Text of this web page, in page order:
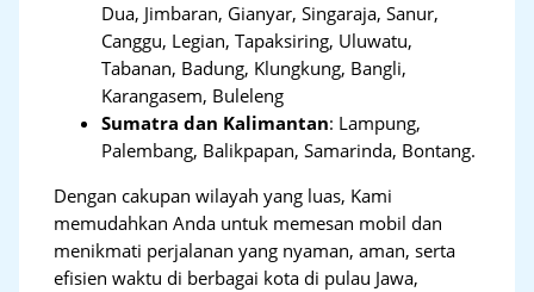
Dua, Jimbaran, Gianyar, Singaraja, Sanur,
Canggu, Legian, Tapaksiring, Uluwatu,
Tabanan, Badung, Klungkung, Bangli,
Karangasem, Buleleng
Sumatra dan Kalimantan: Lampung,
Palembang, Balikpapan, Samarinda, Bontang.
Dengan cakupan wilayah yang luas, Kami
memudahkan Anda untuk memesan mobil dan
menikmati perjalanan yang nyaman, aman, serta
efisien waktu di berbagai kota di pulau Jawa,